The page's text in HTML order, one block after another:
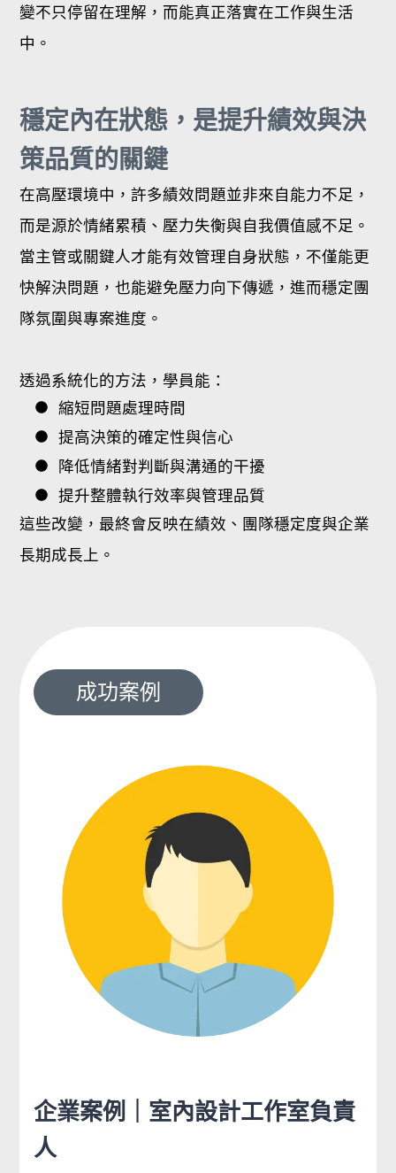
變不只停留在理解，而能真正落實在工作與生活
中。
穩定內在狀態，是提升績效與決
策品質的關鍵
在高壓環境中，許多績效問題並非來自能力不足，
而是源於情緒累積、壓力失衡與自我價值感不足。
當主管或關鍵人才能有效管理自身狀態，不僅能更
快解決問題，也能避免壓力向下傳遞，進而穩定團
隊氛圍與專案進度。
透過系統化的方法，學員能：
縮短問題處理時間
提高決策的確定性與信心
降低情緒對判斷與溝通的干擾
提升整體執行效率與管理品質
這些改變，最終會反映在績效、團隊穩定度與企業
長期成長上。
成功案例
企業案例｜室內設計工作室負責
人